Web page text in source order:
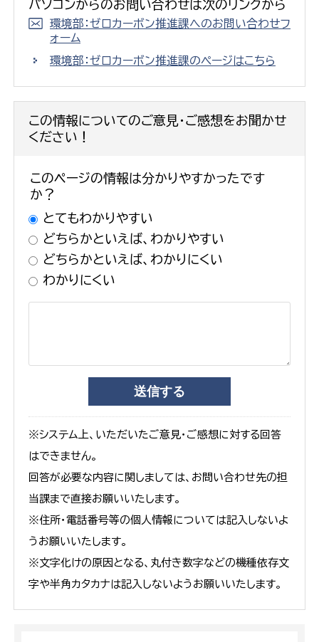
パソコンからのお問い合わせは次のリンクから
環境部：ゼロカーボン推進課へのお問い合わせフ
ォーム
環境部：ゼロカーボン推進課のページはこちら
この情報についてのご意見・ご感想をお聞かせ
ください！
このページの情報は分かりやすかったです
か？
とてもわかりやすい
どちらかといえば、わかりやすい
どちらかといえば、わかりにくい
わかりにくい
※システム上、いただいたご意見・ご感想に対する回答
はできません。
回答が必要な内容に関しましては、お問い合わせ先の担
当課まで直接お願いいたします。
※住所・電話番号等の個人情報については記入しないよ
うお願いいたします。
※文字化けの原因となる、丸付き数字などの機種依存文
字や半角カタカナは記入しないようお願いいたします。